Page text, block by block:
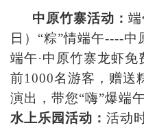
中原竹寨活动：
日）“粽”情端午----
端午·中原竹寨龙虾
前1000名游客，赠送
演出，带您“嗨”爆端
水上乐园活动： 活动